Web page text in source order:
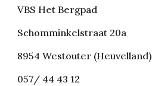
VBS Het Bergpad
Schomminkelstraat 20a
8954 Westouter (Heuvelland)
057/ 44 43 12